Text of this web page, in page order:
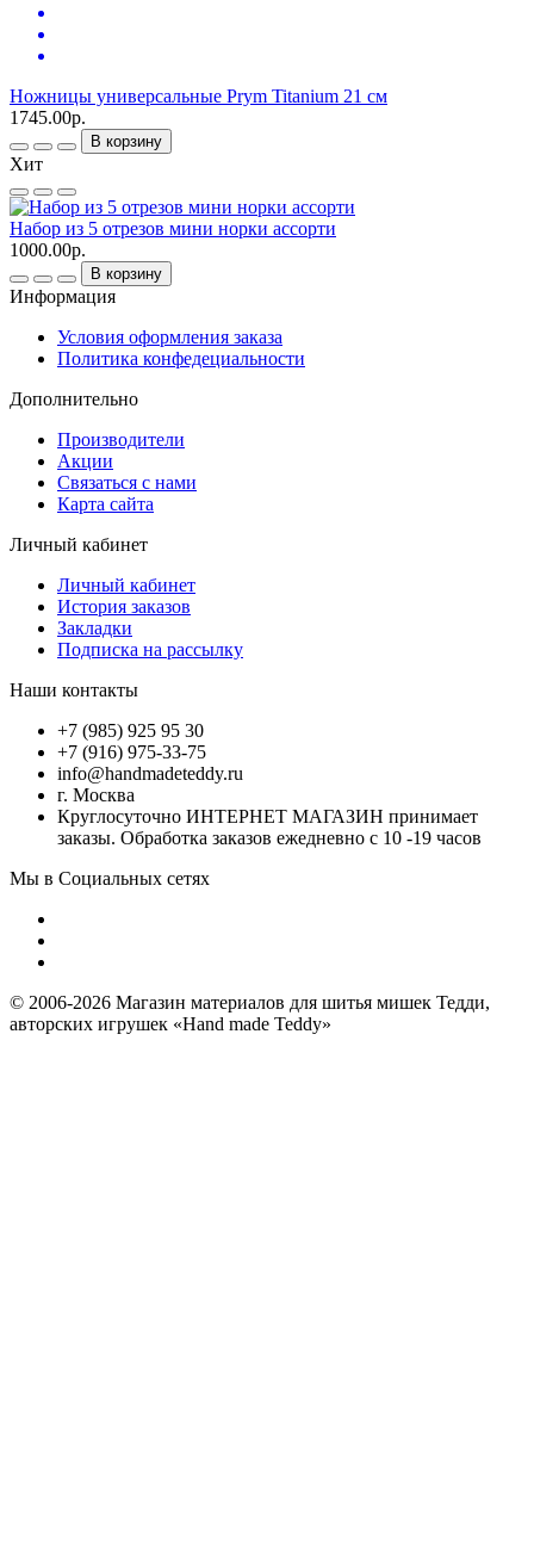
Ножницы универсальные Prym Titanium 21 см
1745.00р.
В корзину
Хит
Набор из 5 отрезов мини норки ассорти
1000.00р.
В корзину
Информация
Условия оформления заказа
Политика конфедециальности
Дополнительно
Производители
Акции
Связаться с нами
Карта сайта
Личный кабинет
Личный кабинет
История заказов
Закладки
Подписка на рассылку
Наши контакты
+7 (985) 925 95 30
+7 (916) 975-33-75
info@handmadeteddy.ru
г. Москва
Круглосуточно ИНТЕРНЕТ МАГАЗИН принимает
заказы. Обработка заказов ежедневно с 10 -19 часов
Мы в Социальных сетях
© 2006-2026 Магазин материалов для шитья мишек Тедди,
авторских игрушек «Hand made Teddy»